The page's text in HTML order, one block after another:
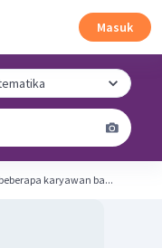
Masuk
karyawan ba...